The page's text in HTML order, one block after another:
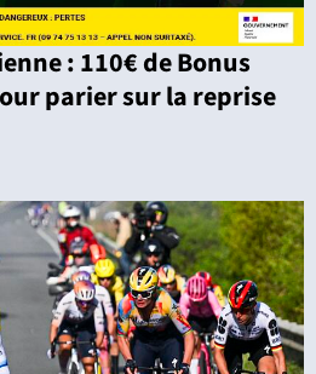
: 110€ de Bonus
parier sur la reprise